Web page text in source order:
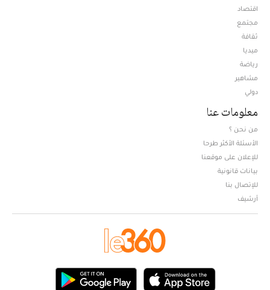
اقتصاد
مجتمع
ثقافة
ميديا
رياضة
مشاهير
دولي
معلومات عنا
من نحن ؟
الأسئلة الأكثر طرحا
للإعلان على موقعنا
بيانات قانونية
للإتصال بنا
أرشيف